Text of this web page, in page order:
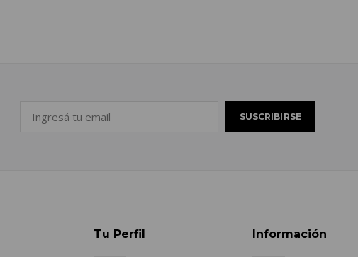
Tu Perfil Información